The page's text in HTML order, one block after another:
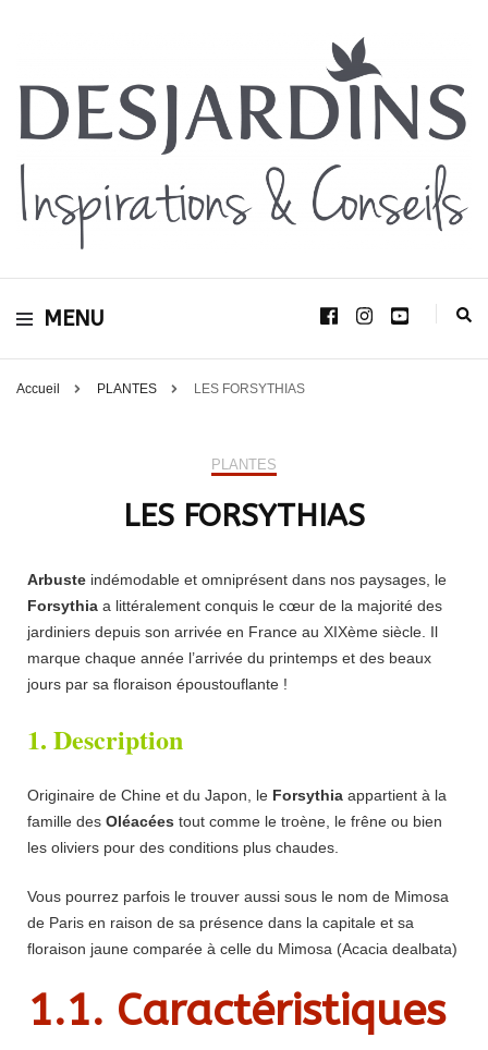
Desjardins
Inspirations &
Conseils
Avec le blog Desjardins, nous avons pour volonté de partager et de transmettre
d’aménagement d’intérieur et d’extérieur.
MENU
Accueil PLANTES LES FORSYTHIAS
PLANTES
LES FORSYTHIAS
Arbuste indémodable et omniprésent dans nos paysages, le
Forsythia a littéralement conquis le cœur de la majorité des
jardiniers depuis son arrivée en France au XIXème siècle. Il
marque chaque année l’arrivée du printemps et des beaux
jours par sa floraison époustouflante !
1. Description
Originaire de Chine et du Japon, le Forsythia appartient à la
famille des Oléacées tout comme le troène, le frêne ou bien
les oliviers pour des conditions plus chaudes.
Vous pourrez parfois le trouver aussi sous le nom de Mimosa
de Paris en raison de sa présence dans la capitale et sa
floraison jaune comparée à celle du Mimosa (Acacia dealbata)
1.1. Caractéristiques